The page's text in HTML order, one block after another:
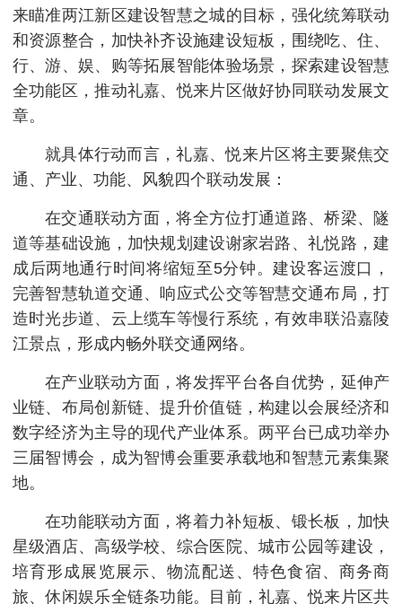
来瞄准两江新区建设智慧之城的目标，强化统筹联动
和资源整合，加快补齐设施建设短板，围绕吃、住、
行、游、娱、购等拓展智能体验场景，探索建设智慧
全功能区，推动礼嘉、悦来片区做好协同联动发展文
章。
就具体行动而言，礼嘉、悦来片区将主要聚焦交
通、产业、功能、风貌四个联动发展：
在交通联动方面，将全方位打通道路、桥梁、隧
道等基础设施，加快规划建设谢家岩路、礼悦路，建
成后两地通行时间将缩短至5分钟。建设客运渡口，
完善智慧轨道交通、响应式公交等智慧交通布局，打
造时光步道、云上缆车等慢行系统，有效串联沿嘉陵
江景点，形成内畅外联交通网络。
在产业联动方面，将发挥平台各自优势，延伸产
业链、布局创新链、提升价值链，构建以会展经济和
数字经济为主导的现代产业体系。两平台已成功举办
三届智博会，成为智博会重要承载地和智慧元素集聚
地。
在功能联动方面，将着力补短板、锻长板，加快
星级酒店、高级学校、综合医院、城市公园等建设，
培育形成展览展示、物流配送、特色食宿、商务商
旅、休闲娱乐全链条功能。目前，礼嘉、悦来片区共